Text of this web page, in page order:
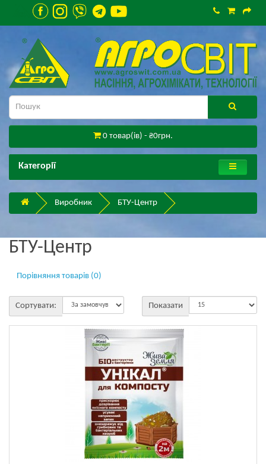
0 товар(ів) - ₴0грн.
Категорії
Виробник БТУ-Центр
БТУ-Центр
Порівняння товарів (0)
Сортувати: Показати